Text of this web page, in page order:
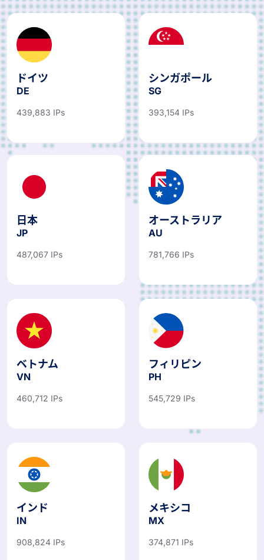
ドイツ
DE
439,883 IPs
シンガポール
SG
393,154 IPs
日本
JP
487,067 IPs
オーストラリア
AU
781,766 IPs
ベトナム
VN
460,712 IPs
フィリピン
PH
545,729 IPs
インド
IN
908,824 IPs
メキシコ
MX
374,871 IPs